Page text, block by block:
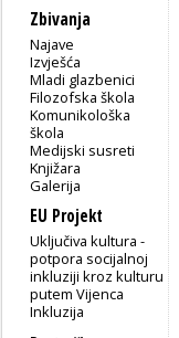
Zbivanja
Najave
Izvješća
Mladi glazbenici
Filozofska škola
Komunikološka
škola
Medijski susreti
Knjižara
Galerija
EU Projekt
Uključiva kultura -
potpora socijalnoj
inkluziji kroz kulturu
putem Vijenca
Inkluzija